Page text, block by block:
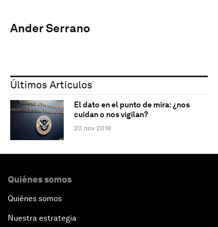
Ander Serrano
Últimos Artículos
El dato en el punto de mira: ¿nos
cuidan o nos vigilan?
20 nov 2018
Quiénes somos
Quiénes somos
Nuestra estrategia